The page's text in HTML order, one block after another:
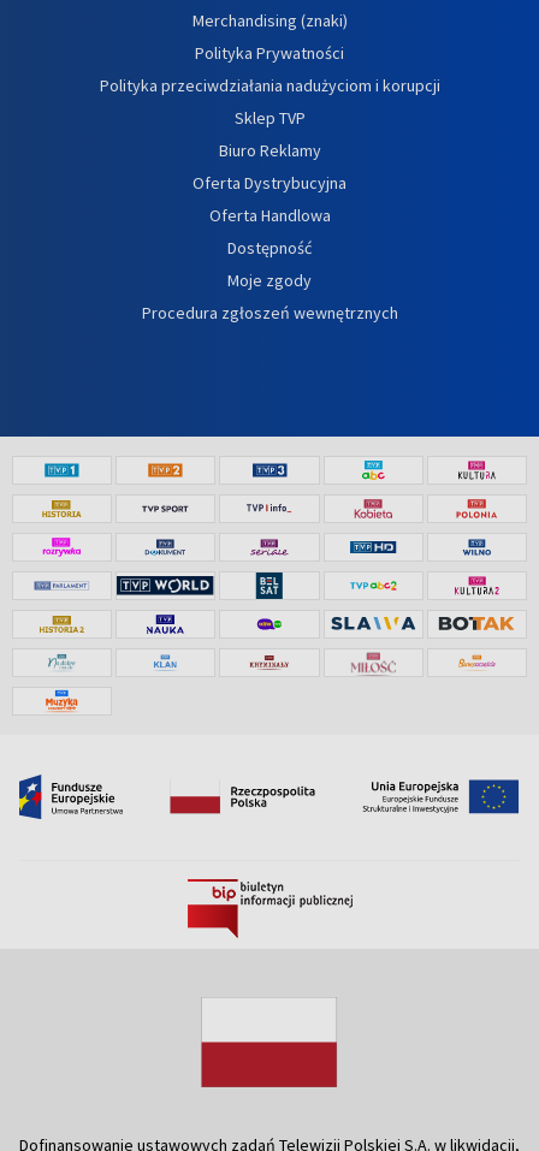
Merchandising (znaki)
Polityka Prywatności
Polityka przeciwdziałania nadużyciom i korupcji
Sklep TVP
Biuro Reklamy
Oferta Dystrybucyjna
Oferta Handlowa
Dostępność
Moje zgody
Procedura zgłoszeń wewnętrznych
Dofinansowanie ustawowych zadań Telewizji Polskiej S.A. w likwidacji,